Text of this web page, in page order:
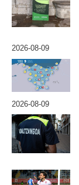
2026-08-09
2026-08-09